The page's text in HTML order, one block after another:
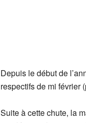
Depuis le début de
respectifs de mi février
Suite à cette chute, la